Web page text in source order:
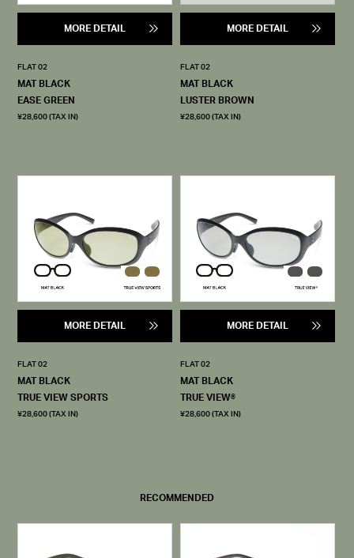
MORE DETAIL
FLAT 02
MAT BLACK
EASE GREEN
¥28,600 (TAX IN)
MORE DETAIL
FLAT 02
MAT BLACK
LUSTER BROWN
¥28,600 (TAX IN)
MORE DETAIL
FLAT 02
MAT BLACK
TRUE VIEW SPORTS
¥28,600 (TAX IN)
MORE DETAIL
FLAT 02
MAT BLACK
TRUE VIEW®
¥28,600 (TAX IN)
RECOMMENDED